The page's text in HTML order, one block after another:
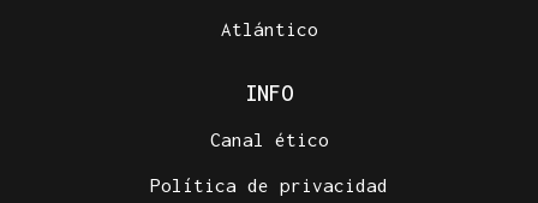
Atlántico
INFO
Canal ético
Política de privacidad